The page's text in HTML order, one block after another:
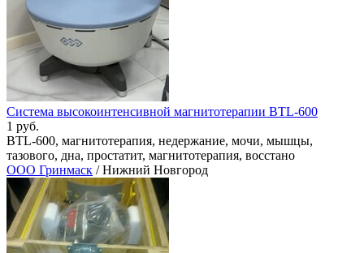
Система высокоинтенсивной магнитотерапии BTL-600
1 руб.
BTL-600, магнитотерапия, недержание, мочи, мышцы,
тазового, дна, простатит, магнитотерапия, восстано
ООО Гринмаск / Нижний Новгород